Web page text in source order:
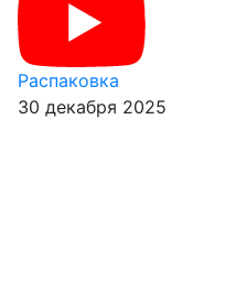
Распаковка
30 декабря 2025